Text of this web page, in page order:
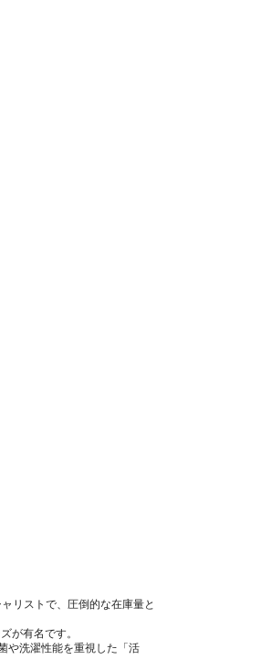
リストで、圧倒的な在庫量と
が有名です。
や洗濯性能を重視した「活